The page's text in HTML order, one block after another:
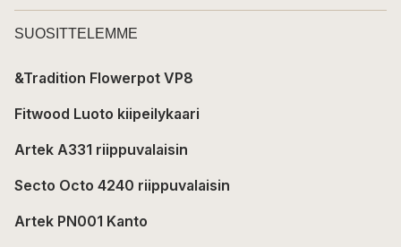
SUOSITTELEMME
&Tradition Flowerpot VP8
Fitwood Luoto kiipeilykaari
Artek A331 riippuvalaisin
Secto Octo 4240 riippuvalaisin
Artek PN001 Kanto